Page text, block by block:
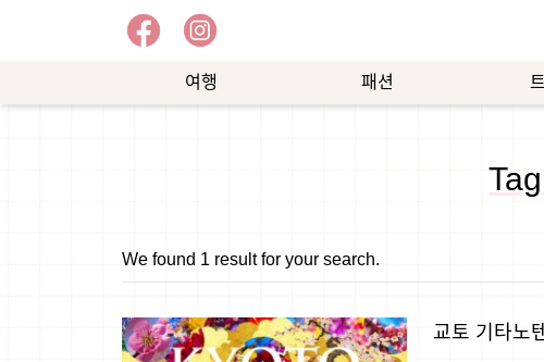
여행 패션
We found 1 result for your search.
교토 기타노